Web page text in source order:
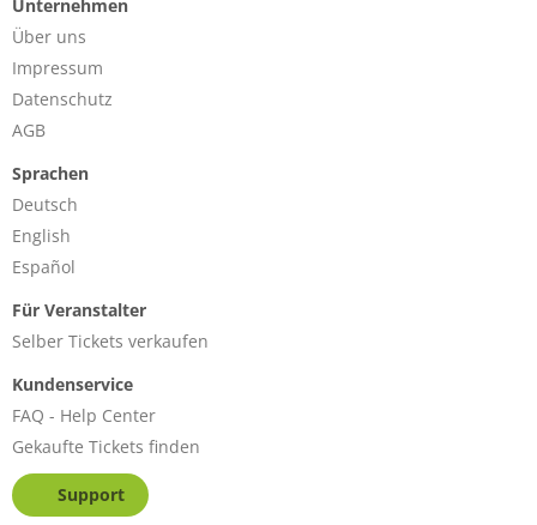
Unternehmen
Über uns
Impressum
Datenschutz
AGB
Sprachen
Deutsch
English
Español
Für Veranstalter
Selber Tickets verkaufen
Kundenservice
FAQ - Help Center
Gekaufte Tickets finden
Support